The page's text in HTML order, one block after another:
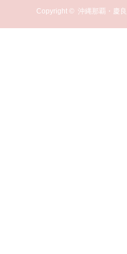
Copyright ©沖縄那覇・慶